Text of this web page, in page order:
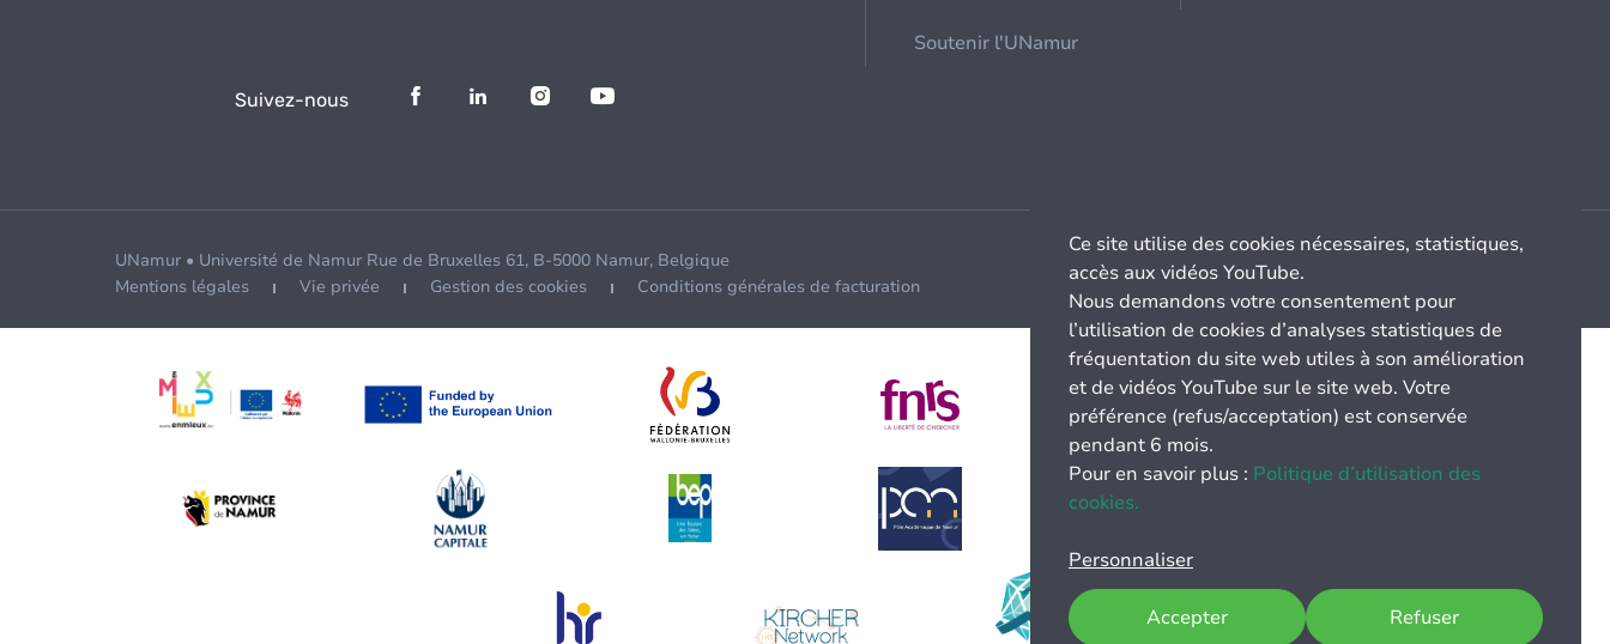
Soutenir l'UNamur
Suivez-nous
UNamur • Université de Namur Rue de Bruxelles 61, B-5000 Namur, Belgique
Mentions légales
Vie privée Gestion des cookies Conditions générales de facturation
Ce site utilise des cookies nécessaires, statistiques,
accès aux vidéos YouTube.
Nous demandons votre consentement pour
l’utilisation de cookies d’analyses statistiques de
fréquentation du site web utiles à son amélioration
et de vidéos YouTube sur le site web. Votre
préférence (refus/acceptation) est conservée
pendant 6 mois.
Pour en savoir plus : Politique d’utilisation des
cookies.
Personnaliser
Refuser
Accepter